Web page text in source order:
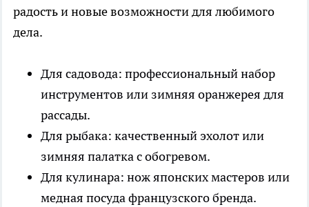
радость и новые возможности для любимого
дела.
Для садовода: профессиональный набор
инструментов или зимняя оранжерея для
рассады.
Для рыбака: качественный эхолот или
зимняя палатка с обогревом.
Для кулинара: нож японских мастеров или
медная посуда французского бренда.